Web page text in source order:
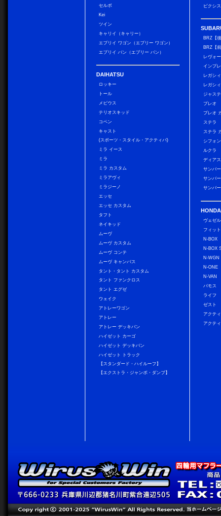
セルボ
Kei
ツイン
キャリイ（キャリー）
エブリイ ワゴン（エブリー ワゴン）
エブリイ バン（エブリー バン）
DAIHATSU
ロッキー
トール
メビウス
テリオスキッド
コペン
キャスト
(スポーツ・スタイル・アクティバ)
ミラ イース
ミラ
ミラ カスタム
ミラアヴィ
ミラジーノ
エッセ
エッセ カスタム
タフト
ネイキッド
ムーヴ
ムーヴ カスタム
ムーヴ コンテ
ムーヴ キャンバス
タント・タント カスタム
タント ファンクロス
タント エグゼ
ウェイク
アトレーワゴン
アトレー
アトレー デッキバン
ハイゼット カーゴ
ハイゼット デッキバン
ハイゼット トラック
【スタンダード・ハイルーフ】
【エクストラ・ジャンボ・ダンプ】
ピクシ
BRZ【
BRZ【
レヴォ
インプ
レガシ
レガシ
ジャス
プレオ
プレオ
ステラ
ステラ
シフォ
ルクラ
ディア
サンバ
サンバ
サンバ
HONDA
ヴェゼル
フィット
N-BOX
N-BOX
N-WGN
N-ONE
N-VAN
バモス
ライフ
ゼスト
アクテ
アクテ